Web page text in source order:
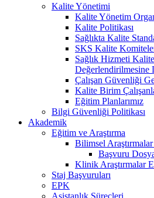
Kalite Yönetimi
Kalite Yönetim
Kalite Politikası
Sağlıkta Kalite
SKS Kalite
Sağlık Hizmeti
Değerlendirilmesine
Çalışan Güvenliği
Kalite Birim
Eğitim Planlarımız
Bilgi Güvenliği Politikası
Akademik
Eğitim ve Araştırma
Bilimsel
Başvuru
Klinik Araştırmalar
Staj Başvuruları
EPK
Asistanlık Süreçleri